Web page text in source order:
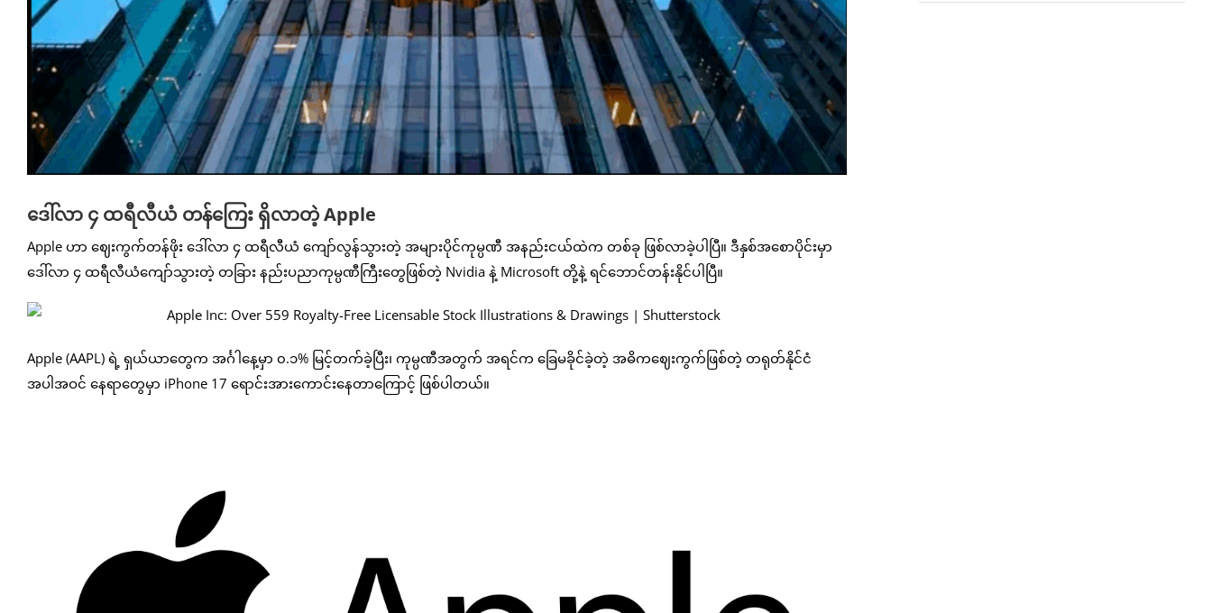
ဒေါ်လာ ၄ ထရီလီယံ တန်ကြေး ရှိလာတဲ့ Apple
Apple ဟာ ဈေးကွက်တန်ဖိုး ဒေါ်လာ ၄ ထရီလီယံ ကျော်လွန်သွားတဲ့ အများပိုင်ကုမ္ပဏီ အနည်းငယ်ထဲက တစ်ခု ဖြစ်လာခဲ့ပါပြီ။ ဒီနှစ်အစောပိုင်းမှာ
ဒေါ်လာ ၄ ထရီလီယံကျော်သွားတဲ့ တခြား နည်းပညာကုမ္ပဏီကြီးတွေဖြစ်တဲ့ Nvidia နဲ့ Microsoft တို့နဲ့ ရင်ဘောင်တန်းနိုင်ပါပြီ။
Apple (AAPL) ရဲ့ ရှယ်ယာတွေက အင်္ဂါနေ့မှာ ၀.၁% မြင့်တက်ခဲ့ပြီး၊ ကုမ္ပဏီအတွက် အရင်က ခြေမခိုင်ခဲ့တဲ့ အဓိကဈေးကွက်ဖြစ်တဲ့ တရုတ်နိုင်ငံ
အပါအဝင် နေရာတွေမှာ iPhone 17 ရောင်းအားကောင်းနေတာကြောင့် ဖြစ်ပါတယ်။